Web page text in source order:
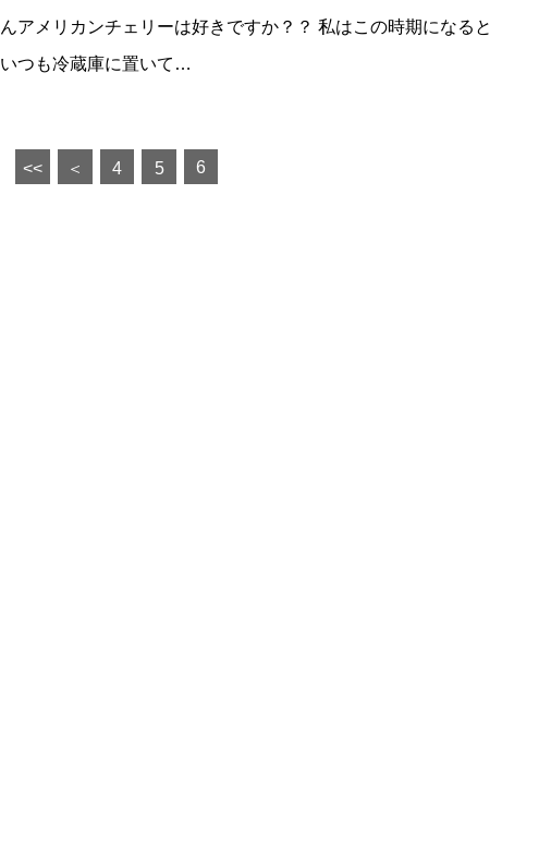
んアメリカンチェリーは好きですか？？ 私はこの時期になると
いつも冷蔵庫に置いて…
<< ＜ 4 5 6